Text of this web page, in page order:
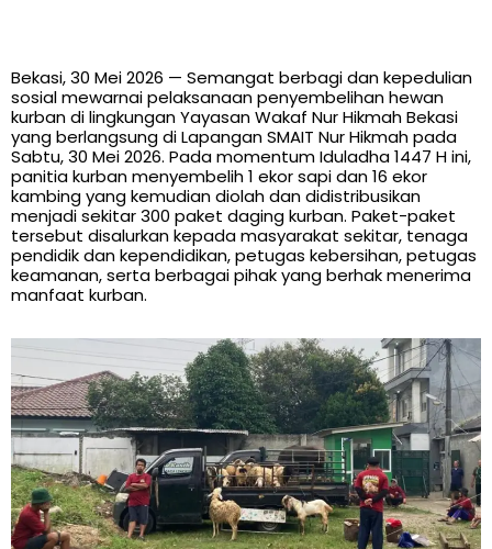
Bekasi, 30 Mei 2026 — Semangat berbagi dan kepedulian
sosial mewarnai pelaksanaan penyembelihan hewan
kurban di lingkungan Yayasan Wakaf Nur Hikmah Bekasi
yang berlangsung di Lapangan SMAIT Nur Hikmah pada
Sabtu, 30 Mei 2026. Pada momentum Iduladha 1447 H ini,
panitia kurban menyembelih 1 ekor sapi dan 16 ekor
kambing yang kemudian diolah dan didistribusikan
menjadi sekitar 300 paket daging kurban. Paket-paket
tersebut disalurkan kepada masyarakat sekitar, tenaga
pendidik dan kependidikan, petugas kebersihan, petugas
keamanan, serta berbagai pihak yang berhak menerima
manfaat kurban.